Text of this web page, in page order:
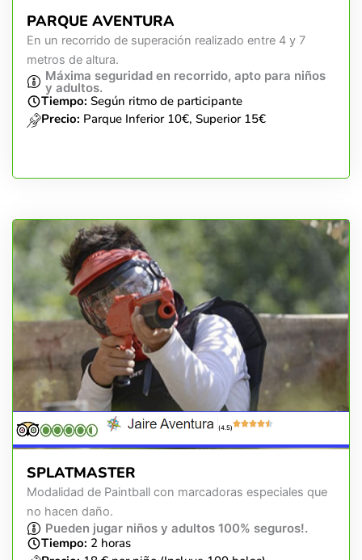
PARQUE AVENTURA
En un recorrido de superación realizado entre 4 y 7
metros de altura.
Máxima seguridad en recorrido, apto para niños
y adultos.
Tiempo: Según ritmo de participante
Precio: Parque Inferior 10€, Superior 15€
(4.5)
SPLATMASTER
Modalidad de Paintball con marcadoras especiales que
no hacen daño.
Pueden jugar niños y adultos 100% seguros!.
Tiempo: 2 horas